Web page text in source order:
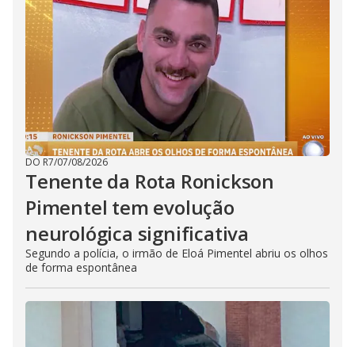
DO R7/07/08/2026
Tenente da Rota Ronickson
Pimentel tem evolução
neurológica significativa
Segundo a polícia, o irmão de Eloá Pimentel abriu os olhos
de forma espontânea